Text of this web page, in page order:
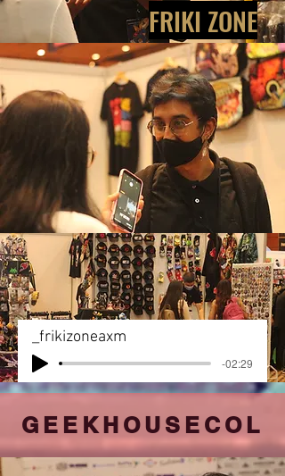
FRIKI ZONE
_frikizoneaxm
-02:29
GEEKHOUSECOL